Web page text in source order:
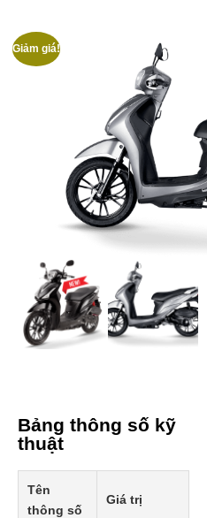
Giảm giá!
Bảng thông số kỹ
thuật
Tên
thông số
Giá trị